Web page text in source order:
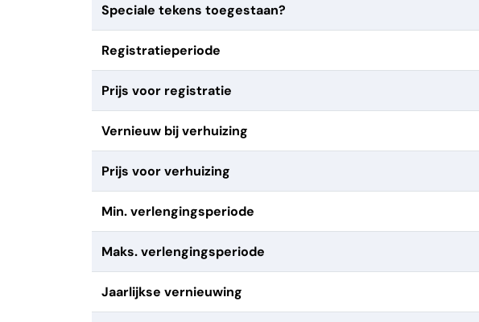
Speciale tekens toegestaan?
Registratieperiode
Prijs voor registratie
Vernieuw bij verhuizing
Prijs voor verhuizing
Min. verlengingsperiode
Maks. verlengingsperiode
Jaarlijkse vernieuwing